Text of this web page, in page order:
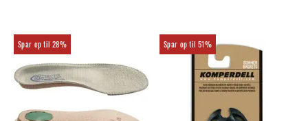
28% 51%